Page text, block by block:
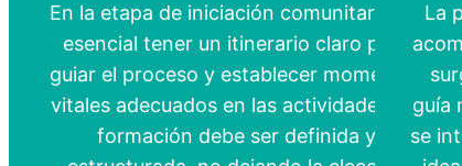
En la etapa de iniciación comunitaria, es
esencial tener un itinerario claro para
guiar el proceso y establecer momentos
vitales adecuados en las actividades. La
formación debe ser definida y
La
guía
se